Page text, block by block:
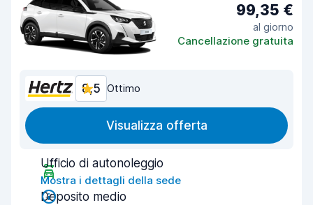
99,35 €
al giorno
Cancellazione gratuita
8,5 Ottimo
Visualizza offerta
Ufficio di autonoleggio
Mostra i dettagli della sede
Deposito medio